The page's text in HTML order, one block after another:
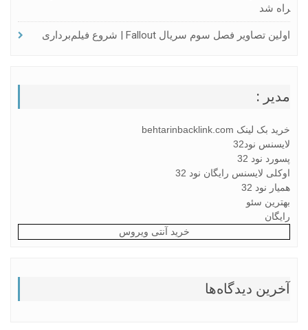
راه شد
اولین تصاویر فصل سوم سریال Fallout | شروع فیلم‌برداری
مدیر :
خرید بک لینک behtarinbacklink.com
لایسنس نود32
پسورد نود 32
اوکلی لایسنس رایگان نود 32
همیار نود 32
بهترین سئو
رایگان
خرید آنتی ویروس
آخرین دیدگاه‌ها